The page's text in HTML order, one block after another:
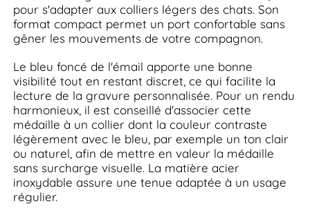
pour s'adapter aux colliers légers des chats. Son
format compact permet un port confortable sans
gêner les mouvements de votre compagnon.
Le bleu foncé de l'émail apporte une bonne
visibilité tout en restant discret, ce qui facilite la
lecture de la gravure personnalisée. Pour un rendu
harmonieux, il est conseillé d'associer cette
médaille à un collier dont la couleur contraste
légèrement avec le bleu, par exemple un ton clair
ou naturel, afin de mettre en valeur la médaille
sans surcharge visuelle. La matière acier
inoxydable assure une tenue adaptée à un usage
régulier.